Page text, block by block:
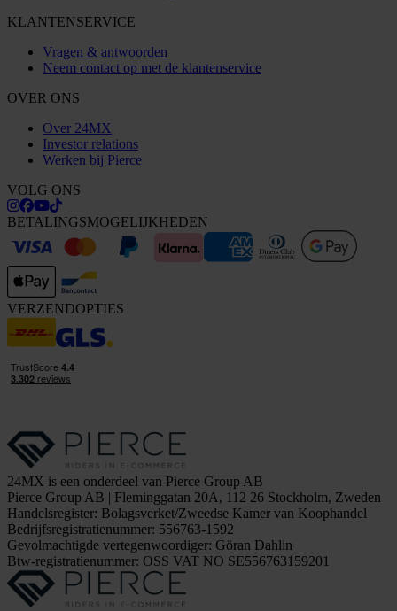
KLANTENSERVICE
Vragen & antwoorden
Neem contact op met de klantenservice
OVER ONS
Over 24MX
Investor relations
Werken bij Pierce
VOLG ONS
BETALINGSMOGELIJKHEDEN
VERZENDOPTIES
24MX is een onderdeel van Pierce Group AB
Pierce Group AB | Fleminggatan 20A, 112 26 Stockholm, Zweden
Handelsregister: Bolagsverket/Zweedse Kamer van Koophandel
Bedrijfsregistratienummer: 556763-1592
Gevolmachtigde vertegenwoordiger: Göran Dahlin
Btw-registratienummer: OSS VAT NO SE556763159201